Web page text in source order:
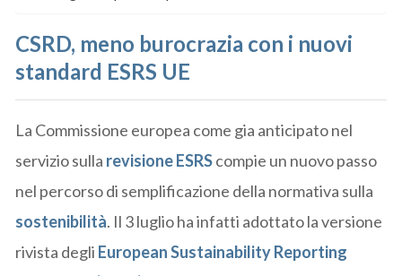
CSRD, meno burocrazia con i nuovi
standard ESRS UE
La Commissione europea come gia anticipato nel
servizio sulla revisione ESRScompie un nuovo passo
nel percorso di semplificazione della normativa sulla
sostenibilità. Il 3 luglio ha infatti adottato la versione
rivista degli European Sustainability Reporting